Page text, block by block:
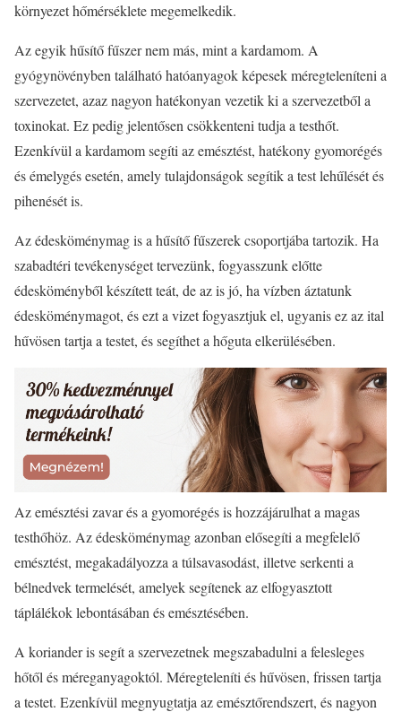
környezet hőmérséklete megemelkedik.
Az egyik hűsítő fűszer nem más, mint a kardamom. A
gyógynövényben található hatóanyagok képesek méregteleníteni a
szervezetet, azaz nagyon hatékonyan vezetik ki a szervezetből a
toxinokat. Ez pedig jelentősen csökkenteni tudja a testhőt.
Ezenkívül a kardamom segíti az emésztést, hatékony gyomorégés
és émelygés esetén, amely tulajdonságok segítik a test lehűlését és
pihenését is.
Az édesköménymag is a hűsítő fűszerek csoportjába tartozik. Ha
szabadtéri tevékenységet tervezünk, fogyasszunk előtte
édesköményből készített teát, de az is jó, ha vízben áztatunk
édesköménymagot, és ezt a vizet fogyasztjuk el, ugyanis ez az ital
hűvösen tartja a testet, és segíthet a hőguta elkerülésében.
Az emésztési zavar és a gyomorégés is hozzájárulhat a magas
testhőhöz. Az édesköménymag azonban elősegíti a megfelelő
emésztést, megakadályozza a túlsavasodást, illetve serkenti a
bélnedvek termelését, amelyek segítenek az elfogyasztott
táplálékok lebontásában és emésztésében.
A koriander is segít a szervezetnek megszabadulni a felesleges
hőtől és méreganyagoktól. Méregteleníti és hűvösen, frissen tartja
a testet. Ezenkívül megnyugtatja az emésztőrendszert, és nagyon